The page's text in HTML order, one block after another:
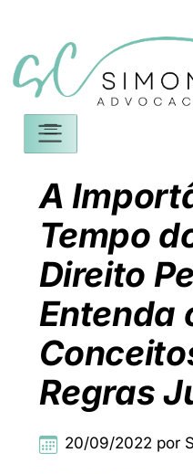
A
Tempo
Direito
Entenda
Regras
20/09/2022 por